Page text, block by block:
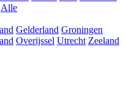
Alle
Gelderland Groningen
Overijssel Utrecht Zeeland